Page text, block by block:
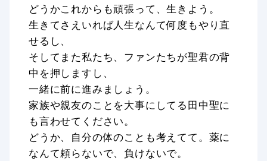
どうかこれからも頑張って、生きよう。
生きてさえいれば人生なんて何度もやり直
せるし、
そしてまた私たち、ファンたちが聖君の背
中を押しますし、
一緒に前に進みましょう。
家族や親友のことを大事にしてる田中聖に
も言わせてください。
どうか、自分の体のことも考えてて。薬に
なんて頼らないで、負けないで。